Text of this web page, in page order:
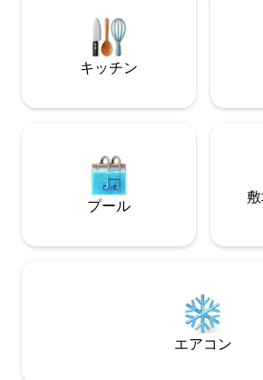
家には大きくて居心地の良いリビングが
KWH ベッドリネンとタオルはご自身で
参する必要があります。
キッチン
プール
エアコン